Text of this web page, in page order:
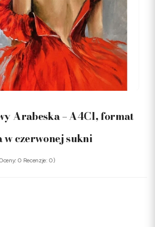
Arabeska – A4C1, format
w czerwonej sukni
0 Recenzje: 0)